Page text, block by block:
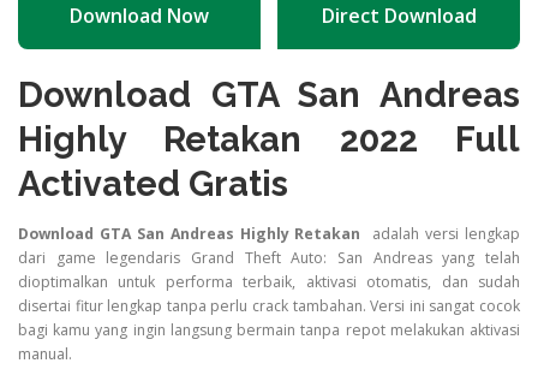
Download Now Direct Download
Download GTA San Andreas
Highly Retakan 2022 Full
Activated Gratis
Download GTA San Andreas Highly Retakan
adalah versi lengkap
dari game legendaris Grand Theft Auto: San Andreas yang telah
dioptimalkan untuk performa terbaik, aktivasi otomatis, dan sudah
disertai fitur lengkap tanpa perlu crack tambahan. Versi ini sangat cocok
bagi kamu yang ingin langsung bermain tanpa repot melakukan aktivasi
manual.